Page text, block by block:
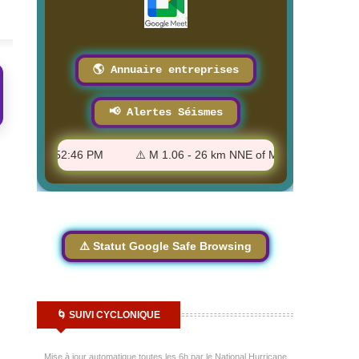
🌎 Annuaire entreprises
📢 Alertes Séismes
- 1:52:46 PM ⚠️ M 1.06 - 26 km NNE of Montecito, CA -
⚠️ Statut Google Safe Browsing
🌀 SUIVI CYCLONIQUE
Mise à jour automatique toutes les 6h par le National Hurricane